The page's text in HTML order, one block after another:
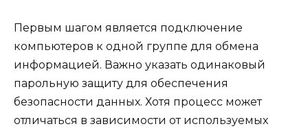
Первым шагом является подключение
компьютеров к одной группе для обмена
информацией. Важно указать одинаковый
парольную защиту для обеспечения
безопасности данных. Хотя процесс может
отличаться в зависимости от используемых